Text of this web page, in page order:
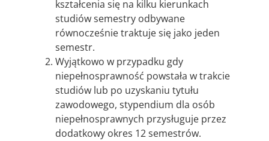
kształcenia się na kilku kierunkach
studiów semestry odbywane
równocześnie traktuje się jako jeden
semestr.
Wyjątkowo w przypadku gdy
niepełnosprawność powstała w trakcie
studiów lub po uzyskaniu tytułu
zawodowego, stypendium dla osób
niepełnosprawnych przysługuje przez
dodatkowy okres 12 semestrów.